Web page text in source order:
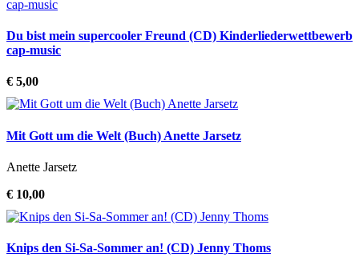
Du bist mein supercooler Freund (CD) Kinderliederwettbewerb
cap-music
€ 5,00
Mit Gott um die Welt (Buch) Anette Jarsetz
Anette Jarsetz
€ 10,00
Knips den Si-Sa-Sommer an! (CD) Jenny Thoms